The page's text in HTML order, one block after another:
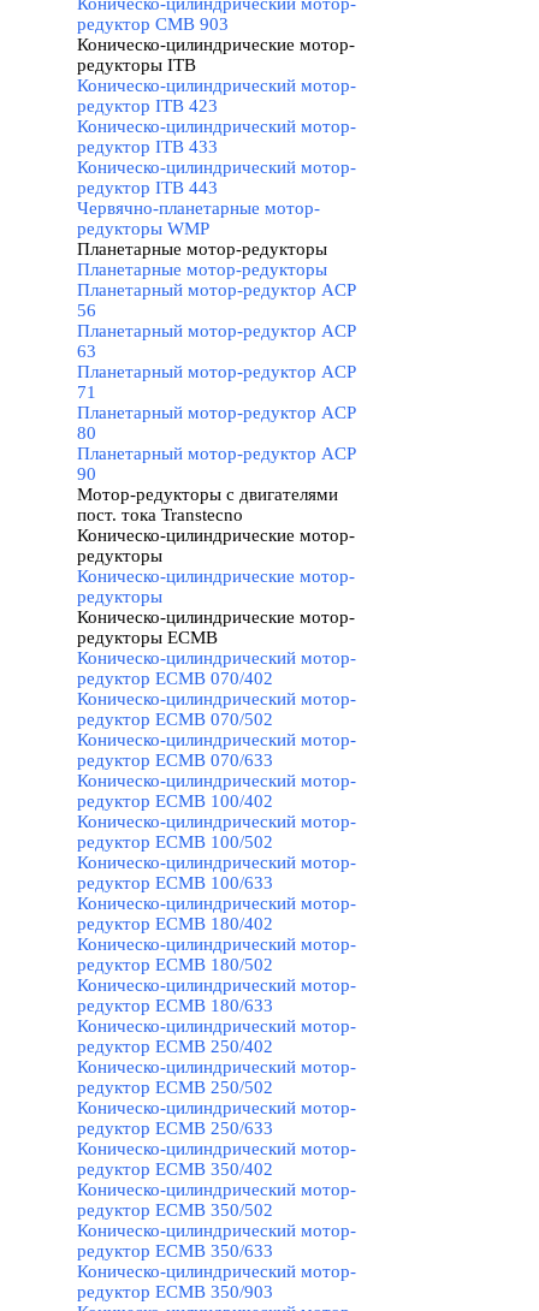
редуктор CMB 903
Коническо-цилиндрические мотор-
редукторы ITB
Коническо-цилиндрический мотор-
редуктор ITB 423
Коническо-цилиндрический мотор-
редуктор ITB 433
Коническо-цилиндрический мотор-
редуктор ITB 443
Червячно-планетарные мотор-
редукторы WMP
Планетарные мотор-редукторы
Планетарные мотор-редукторы
Планетарный мотор-редуктор ACP
56
Планетарный мотор-редуктор ACP
63
Планетарный мотор-редуктор ACP
71
Планетарный мотор-редуктор ACP
80
Планетарный мотор-редуктор ACP
90
Мотор-редукторы с двигателями
пост. тока Transtecno
Коническо-цилиндрические мотор-
редукторы
Коническо-цилиндрические мотор-
редукторы
Коническо-цилиндрические мотор-
редукторы ECMB
Коническо-цилиндрический мотор-
редуктор ECMB 070/402
Коническо-цилиндрический мотор-
редуктор ECMB 070/502
Коническо-цилиндрический мотор-
редуктор ECMB 070/633
Коническо-цилиндрический мотор-
редуктор ECMB 100/402
Коническо-цилиндрический мотор-
редуктор ECMB 100/502
Коническо-цилиндрический мотор-
редуктор ECMB 100/633
Коническо-цилиндрический мотор-
редуктор ECMB 180/402
Коническо-цилиндрический мотор-
редуктор ECMB 180/502
Коническо-цилиндрический мотор-
редуктор ECMB 180/633
Коническо-цилиндрический мотор-
редуктор ECMB 250/402
Коническо-цилиндрический мотор-
редуктор ECMB 250/502
Коническо-цилиндрический мотор-
редуктор ECMB 250/633
Коническо-цилиндрический мотор-
редуктор ECMB 350/402
Коническо-цилиндрический мотор-
редуктор ECMB 350/502
Коническо-цилиндрический мотор-
редуктор ECMB 350/633
Коническо-цилиндрический мотор-
редуктор ECMB 350/903